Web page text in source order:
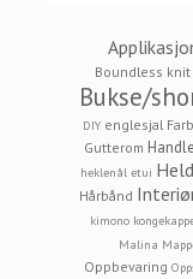
Boundless
Bukse/
DIY englesjal
Gutterom
heklenål etui
Hårbånd
kimono
Malina
Oppbevaring